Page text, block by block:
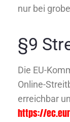
nur bei
§9
Die EU-
Online-
erreichbar
https://